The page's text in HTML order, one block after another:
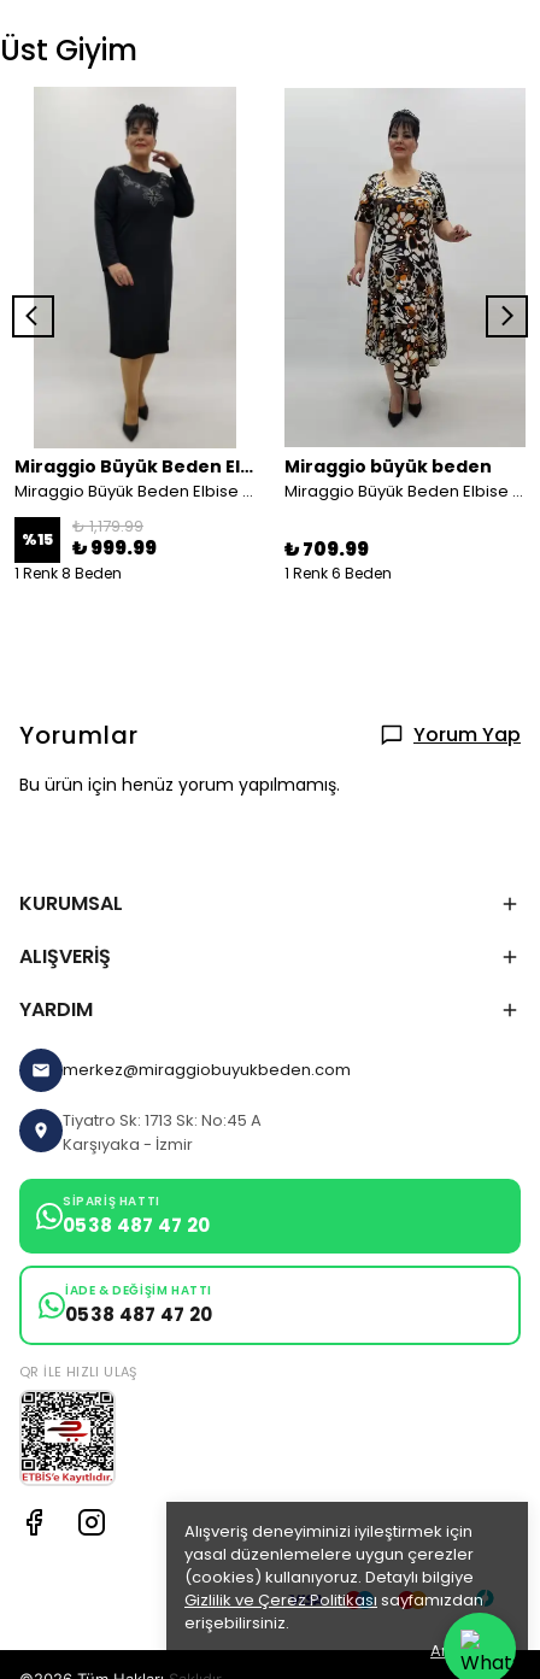
Alışveriş deneyiminizi iyileştirmek için
yasal düzenlemelere uygun çerezler
(cookies) kullanıyoruz. Detaylı bilgiye
Gizlilik ve Çerez Politikası sayfamızdan
erişebilirsiniz.
Anladım
Üst Giyim
Miraggio Büyük Beden Elbise
Miraggio Büyük Beden Elbise 4346
%15
₺ 1,179.99
₺ 999.99
1 Renk 8 Beden
Miraggio büyük beden
Miraggio Büyük Beden Elbise 99472 TABA
₺ 709.99
1 Renk 6 Beden
Yorumlar Yorum Yap
Bu ürün için henüz yorum yapılmamış.
KURUMSAL
ALIŞVERİŞ
YARDIM
merkez@miraggiobuyukbeden.com
Tiyatro Sk: 1713 Sk: No:45 A
Karşıyaka - İzmir
SIPARIŞ HATTI
0538 487 47 20
İADE & DEĞIŞIM HATTI
0538 487 47 20
QR ILE HIZLI ULAŞ